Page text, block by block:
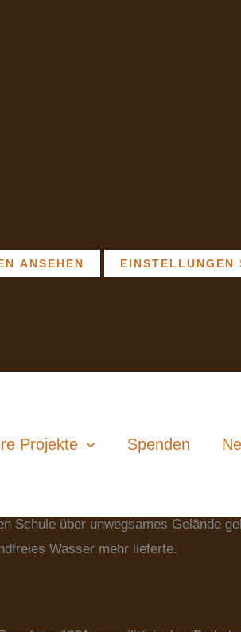
ANSEHEN EINSTELLUNGEN
Projekte Spenden
Insel Negros, dessen Bewohner
Dörfern geflohen waren, liegt
Schule über unwegsames Gelände
Wasser mehr lieferte.